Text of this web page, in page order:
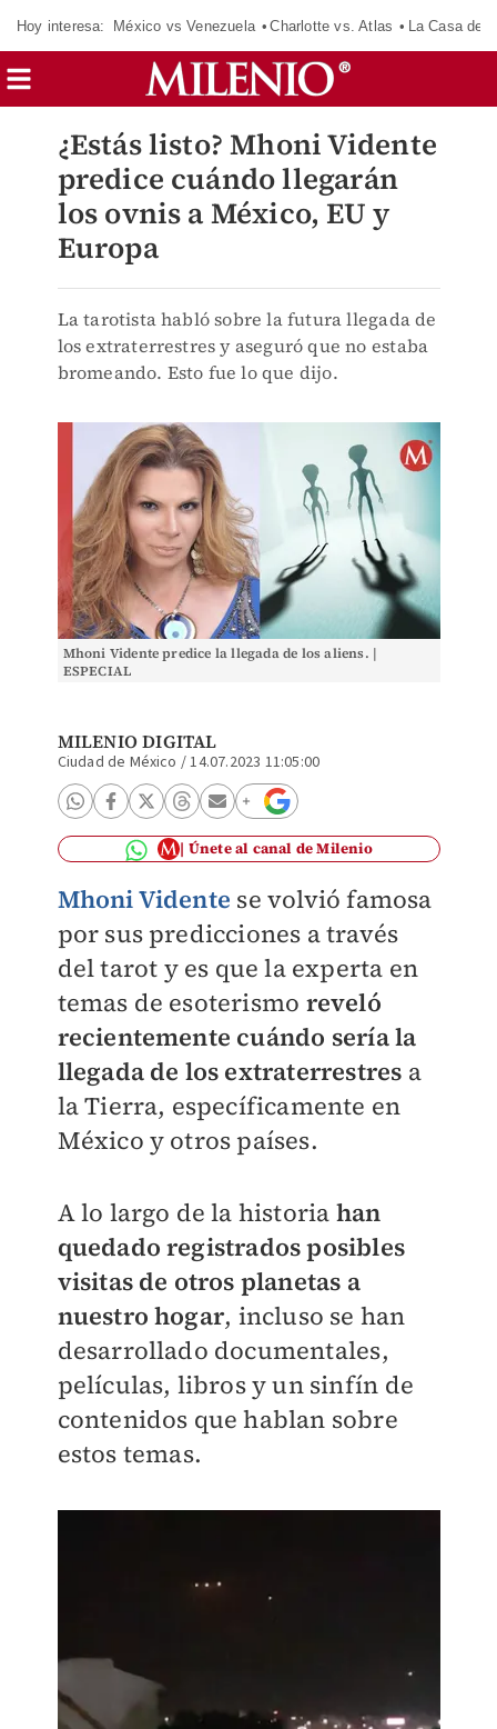
Hoy interesa: México vs Venezuela Charlotte vs. Atlas La Casa de
¿Estás listo? Mhoni Vidente
predice cuándo llegarán
los ovnis a México, EU y
Europa
La tarotista habló sobre la futura llegada de
los extraterrestres y aseguró que no estaba
bromeando. Esto fue lo que dijo.
Mhoni Vidente predice la llegada de los aliens. |
ESPECIAL
MILENIO DIGITAL
Ciudad de México /14.07.2023 11:05:00
Únete al canal de Milenio
Mhoni Vidente se volvió famosa
por sus predicciones a través
del tarot y es que la experta en
temas de esoterismo reveló
recientemente cuándo sería la
llegada de los extraterrestres a
la Tierra, específicamente en
México y otros países.
A lo largo de la historia han
quedado registrados posibles
visitas de otros planetas a
nuestro hogar, incluso se han
desarrollado documentales,
películas, libros y un sinfín de
contenidos que hablan sobre
estos temas.